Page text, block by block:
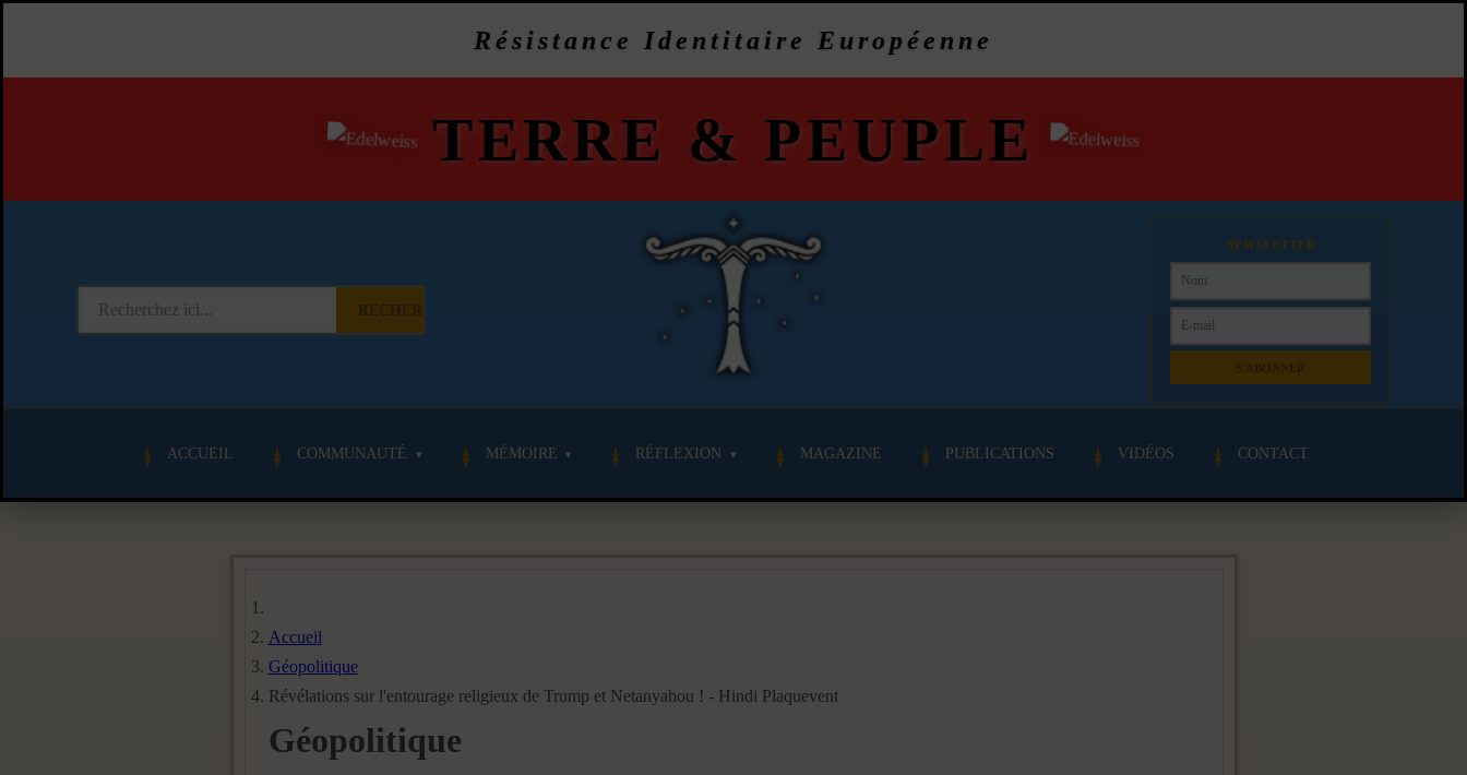
Résistance Identitaire Européenne
TERRE & PEUPLE
NEWSLETTER
ACCUEIL COMMUNAUTÉ MÉMOIRE RÉFLEXION MAGAZINE PUBLICATIONS VIDÉOS CONTACT
Accueil
Géopolitique
Révélations sur l'entourage religieux de Trump et Netanyahou ! - Hindi Plaquevent
Géopolitique